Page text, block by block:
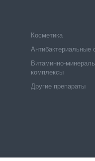
Косметика
Антибактериальные
Витаминно-
комплексы
Другие препараты